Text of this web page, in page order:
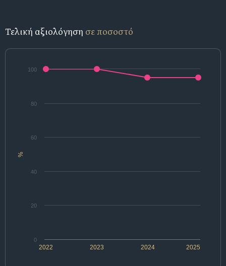
Τελική αξιολόγηση σε ποσοστό
%
2022 2024
2023 2025
0
20
40
60
80
100